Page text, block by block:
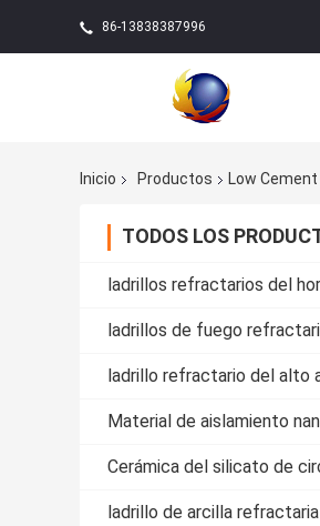
86-13838387996
Inicio
Productos Low
TODOS LOS
ladrillos refractarios del
ladrillos de fuego
ladrillo refractario del alto
Material de aislamiento
Cerámica del silicato de
ladrillo de arcilla refractaria